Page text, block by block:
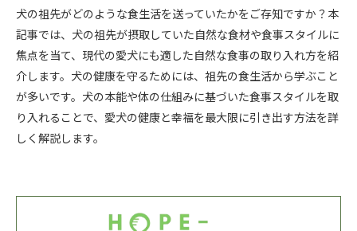
犬の祖先がどのような食生活を送っていたかをご存知ですか？本
記事では、犬の祖先が摂取していた自然な食材や食事スタイルに
焦点を当て、現代の愛犬にも適した自然な食事の取り入れ方を紹
介します。犬の健康を守るためには、祖先の食生活から学ぶこと
が多いです。犬の本能や体の仕組みに基づいた食事スタイルを取
り入れることで、愛犬の健康と幸福を最大限に引き出す方法を詳
しく解説します。